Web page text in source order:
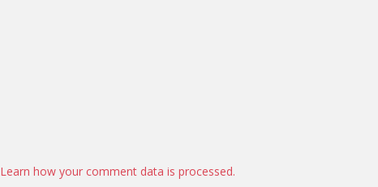
Learn how your comment data is processed.